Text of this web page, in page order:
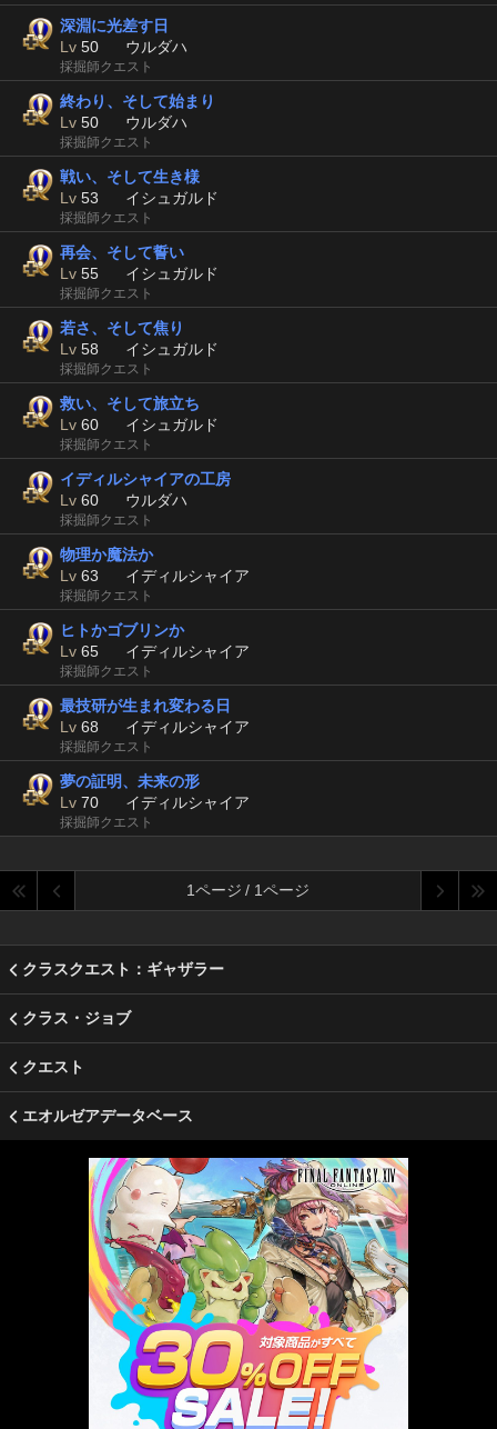
深淵に光差す日
Lv 50 ウルダハ
採掘師クエスト
終わり、そして始まり
Lv 50 ウルダハ
採掘師クエスト
戦い、そして生き様
Lv 53 イシュガルド
採掘師クエスト
再会、そして誓い
Lv 55 イシュガルド
採掘師クエスト
若さ、そして焦り
Lv 58 イシュガルド
採掘師クエスト
救い、そして旅立ち
Lv 60 イシュガルド
採掘師クエスト
イディルシャイアの工房
Lv 60 ウルダハ
採掘師クエスト
物理か魔法か
Lv 63 イディルシャイア
採掘師クエスト
ヒトかゴブリンか
Lv 65 イディルシャイア
採掘師クエスト
最技研が生まれ変わる日
Lv 68 イディルシャイア
採掘師クエスト
夢の証明、未来の形
Lv 70 イディルシャイア
採掘師クエスト
1ページ / 1ページ
クラスクエスト：ギャザラー
クラス・ジョブ
クエスト
エオルゼアデータベース